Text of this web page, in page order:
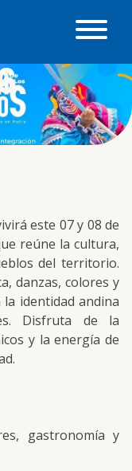
este 07 y 08 de
reúne la cultura,
del territorio.
danzas, colores y
identidad andina
Disfruta de la
y la energía de
gastronomía y